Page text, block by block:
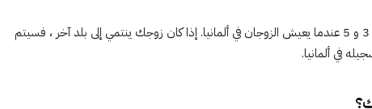
بالنسبة للمتزوجين ، تنطبق الفئات الضريبية 3 و 5 عندما يعيش الزوجان في ألمانيا. إذا كان زوجك ينتمي إلى بلد آخر ، فسيتم